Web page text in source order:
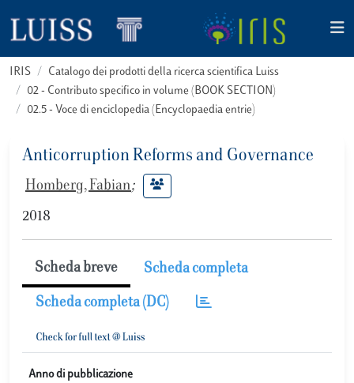
IRIS
Catalogo dei prodotti della ricerca scientifica Luiss
02 - Contributo specifico in volume (BOOK SECTION)
02.5 - Voce di enciclopedia (Encyclopaedia entrie)
Anticorruption Reforms and Governance
Homberg, Fabian;
2018
Scheda breve Scheda completa
Scheda completa (DC)
Anno di pubblicazione